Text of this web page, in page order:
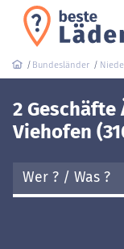
Bundesländer
2
Viehofen